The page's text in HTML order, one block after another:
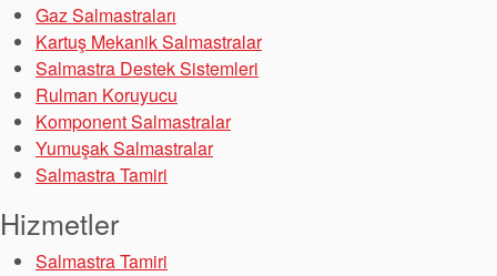
Seal Destek
Sistemi
Gaz Salmastraları
Kartuş Mekanik Salmastralar
Salmastra Destek Sistemleri
Rulman Koruyucu
Komponent Salmastralar
Yumuşak Salmastralar
Salmastra Tamiri
Hizmetler
Salmastra Tamiri